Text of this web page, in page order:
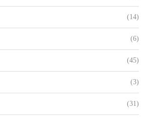
(14)
(6)
(45)
(3)
(31)